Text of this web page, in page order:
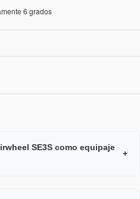
6 grados
SE3S como equipaje
+